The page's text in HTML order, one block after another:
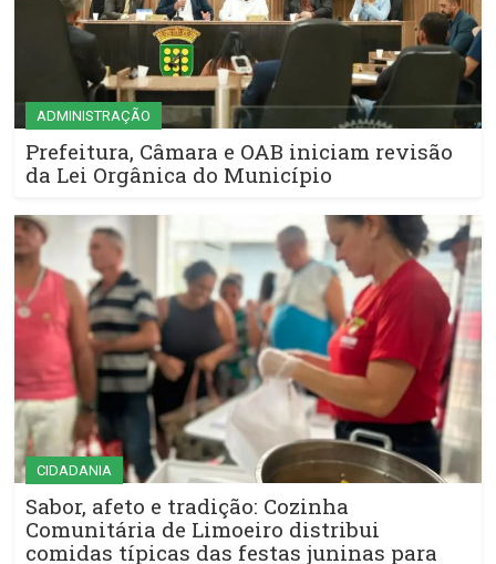
ADMINISTRAÇÃO
Prefeitura, Câmara e OAB iniciam revisão
da Lei Orgânica do Município
CIDADANIA
Sabor, afeto e tradição: Cozinha
Comunitária de Limoeiro distribui
comidas típicas das festas juninas para